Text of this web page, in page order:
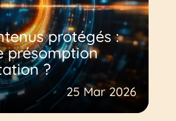
protégés :
présomption
?
25 Mar 2026